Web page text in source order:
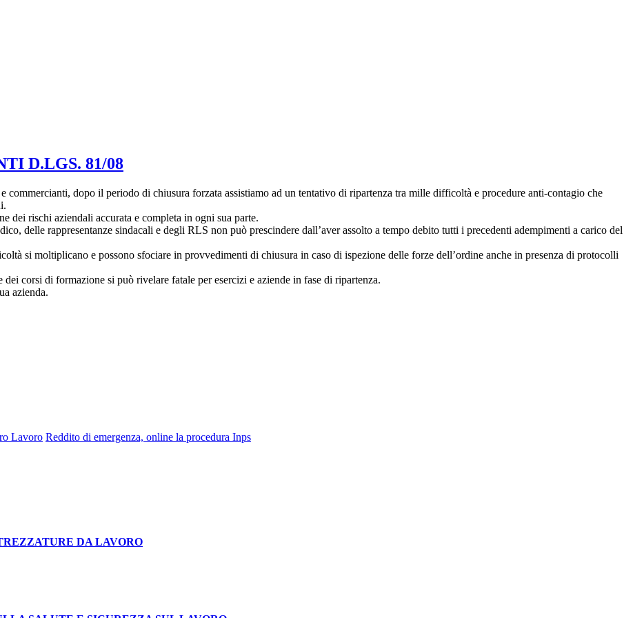
D.LGS. 81/08
dopo il periodo di chiusura forzata assistiamo ad un tentativo di ripartenza tra mille difficoltà e procedure anti-contagio che
dei rischi aziendali accurata e completa in ogni sua parte.
delle rappresentanze sindacali e degli RLS non può prescindere dall’aver assolto a tempo debito tutti i precedenti adempimenti a carico del
si moltiplicano e possono sfociare in provvedimenti di chiusura in caso di ispezione delle forze dell’ordine anche in presenza di protocolli
corsi di formazione si può rivelare fatale per esercizi e aziende in fase di ripartenza.
azienda.
Lavoro Reddito di emergenza, online la procedura Inps
DA LAVORO